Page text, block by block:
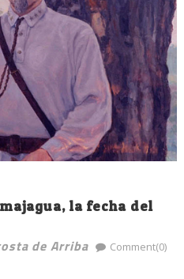
la fecha del
de Arriba Comment(0)